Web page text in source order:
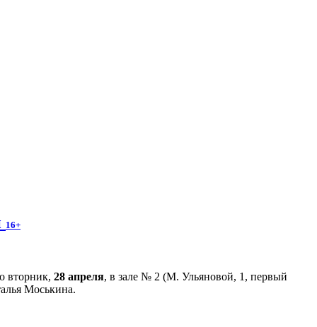
16+
вторник, 28 апреля, в зале № 2 (М. Ульяновой, 1, первый
Моськина.